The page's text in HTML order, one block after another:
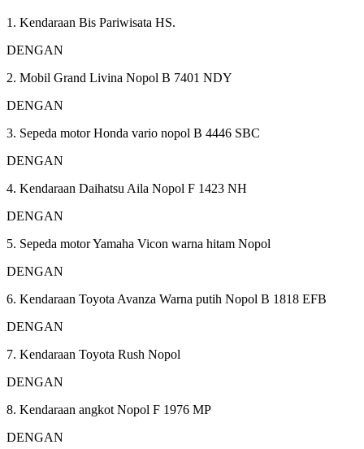
1. Kendaraan Bis Pariwisata HS.
​DENGAN​
2. Mobil Grand Livina Nopol B 7401 NDY
​DENGAN​
3. Sepeda motor Honda vario nopol B 4446 SBC
​DENGAN​
4. Kendaraan Daihatsu Aila Nopol F 1423 NH
DENGAN
5. Sepeda motor Yamaha Vicon warna hitam Nopol
​DENGAN​
6. Kendaraan Toyota Avanza Warna putih Nopol B 1818 EFB
​DENGAN​
7. Kendaraan Toyota Rush Nopol
​DENGAN​
8. Kendaraan angkot Nopol F 1976 MP
​DENGAN​